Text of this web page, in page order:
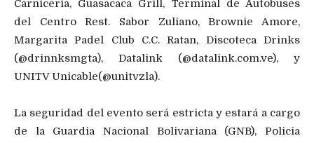
Carniceria, Guasacaca Grill, Terminal de Autobuses
del Centro Rest. Sabor Zuliano, Brownie Amore,
Margarita Padel Club C.C. Ratan, Discoteca Drinks
(@drinnksmgta), Datalink (@datalink.com.ve), y
UNITV Unicable(@unitvzla).
La seguridad del evento será estricta y estará a cargo
de la Guardia Nacional Bolivariana (GNB), Policia